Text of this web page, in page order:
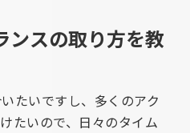
ンスの取り方を教
たいですし、多くのアク
たいので、日々のタイム